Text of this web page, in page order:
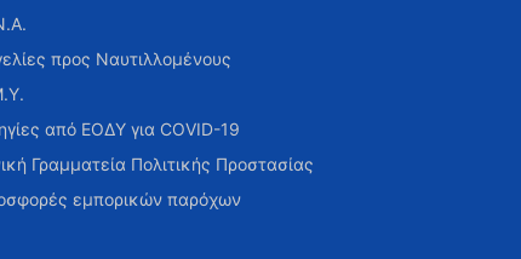
προς Ναυτιλλομένους
από ΕΟΔΥ για COVID-19
Γραμματεία Πολιτικής Προστασίας
εμπορικών παρόχων